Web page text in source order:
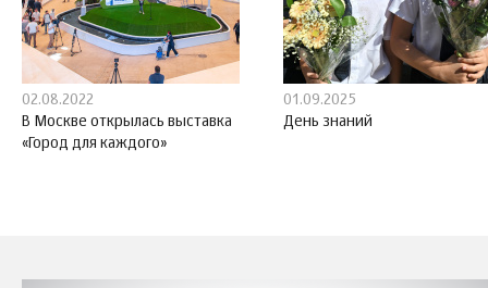
02.08.2022
В Москве открылась выставка
«Город для каждого»
01.09.2025
День знаний